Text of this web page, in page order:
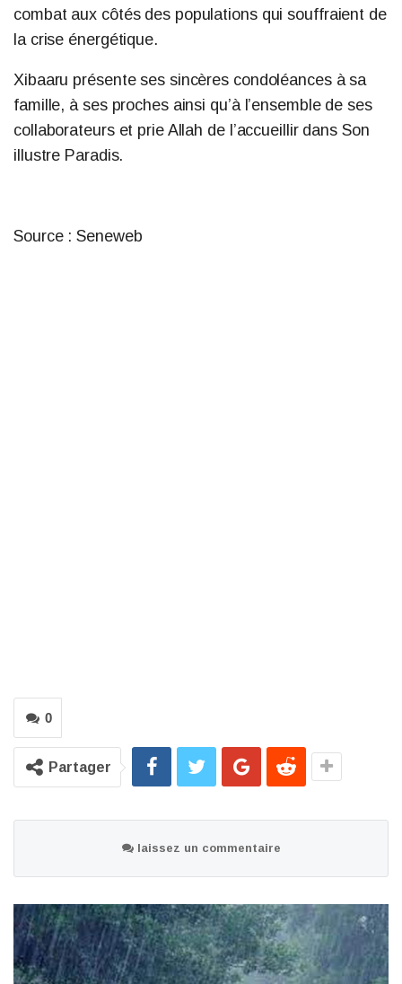
combat aux côtés des populations qui souffraient de
la crise énergétique.
Xibaaru présente ses sincères condoléances à sa
famille, à ses proches ainsi qu’à l’ensemble de ses
collaborateurs et prie Allah de l’accueillir dans Son
illustre Paradis.
Source : Seneweb
0
Partager
laissez un commentaire